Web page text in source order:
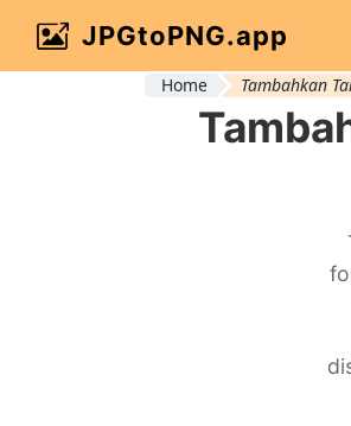
JPGtoPNG.app
Home Tambahkan